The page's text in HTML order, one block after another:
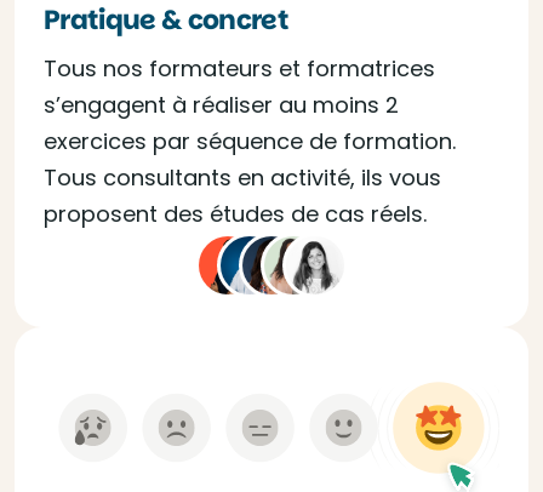
Pratique & concret
Tous nos formateurs et formatrices
s’engagent à réaliser au moins 2
exercices par séquence de formation.
Tous consultants en activité, ils vous
proposent des études de cas réels.